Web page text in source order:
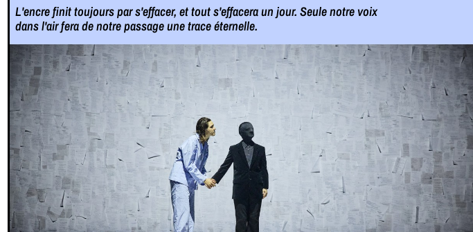
L'encre finit toujours par s'effacer, et tout s'effacera un jour. Seule notre voix
dans l'air fera de notre passage une trace éternelle.